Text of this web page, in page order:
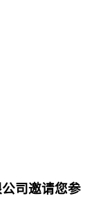
司邀请您参